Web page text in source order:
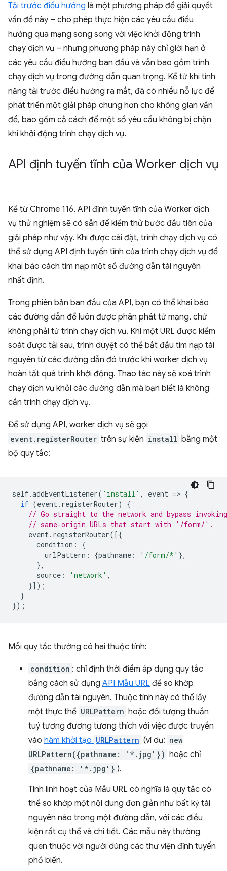
Tải trước điều hướng là một phương pháp để giải quyết
vấn đề này – cho phép thực hiện các yêu cầu điều
hướng qua mạng song song với việc khởi động trình
chạy dịch vụ – nhưng phương pháp này chỉ giới hạn ở
các yêu cầu điều hướng ban đầu và vẫn bao gồm trình
chạy dịch vụ trong đường dẫn quan trọng. Kể từ khi tính
năng tải trước điều hướng ra mắt, đã có nhiều nỗ lực để
phát triển một giải pháp chung hơn cho không gian vấn
đề, bao gồm cả cách để một số yêu cầu không bị chặn
khi khởi động trình chạy dịch vụ.
API định tuyến tĩnh của Worker dịch vụ
Kể từ Chrome 116, API định tuyến tĩnh của Worker dịch
vụ thử nghiệm sẽ có sẵn để kiểm thử bước đầu tiên của
giải pháp như vậy. Khi được cài đặt, trình chạy dịch vụ có
thể sử dụng API định tuyến tĩnh của trình chạy dịch vụ để
khai báo cách tìm nạp một số đường dẫn tài nguyên
nhất định.
Trong phiên bản ban đầu của API, bạn có thể khai báo
các đường dẫn để luôn được phân phát từ mạng, chứ
không phải từ trình chạy dịch vụ. Khi một URL được kiểm
soát được tải sau, trình duyệt có thể bắt đầu tìm nạp tài
nguyên từ các đường dẫn đó trước khi worker dịch vụ
hoàn tất quá trình khởi động. Thao tác này sẽ xoá trình
chạy dịch vụ khỏi các đường dẫn mà bạn biết là không
cần trình chạy dịch vụ.
Để sử dụng API, worker dịch vụ sẽ gọi
event.registerRouter trên sự kiện install bằng một
bộ quy tắc:
self.addEventListener( 'install' , event => {
if (event. registerRouter)
{
// Go straight to the network and bypass
// same-origin URLs that start with '/form/'.
event. registerRouter([{
condition :
{
urlPattern : {pathname : '/form/*' },
},
source : 'network' ,
}]);
}
});
Mỗi quy tắc thường có hai thuộc tính:
condition : chỉ định thời điểm áp dụng quy tắc
bằng cách sử dụng API Mẫu URL để so khớp
đường dẫn tài nguyên. Thuộc tính này có thể lấy
một thực thể URLPattern hoặc đối tượng thuần
tuý tương đương tương thích với việc được truyền
vào hàm khởi tạo URLPattern (ví dụ: new
URLPattern({pathname: '*.jpg'}) hoặc chỉ
{pathname: '*.jpg'} ).
Tính linh hoạt của Mẫu URL có nghĩa là quy tắc có
thể so khớp một nội dung đơn giản như bất kỳ tài
nguyên nào trong một đường dẫn, với các điều
kiện rất cụ thể và chi tiết. Các mẫu này thường
quen thuộc với người dùng các thư viện định tuyến
phổ biến.